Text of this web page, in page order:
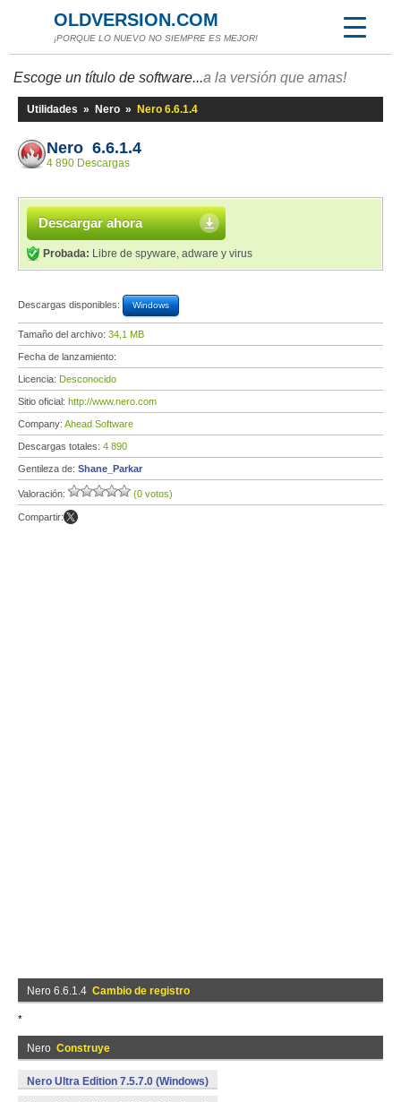
OLDVERSION.COM
¡PORQUE LO NUEVO NO SIEMPRE ES MEJOR!
Escoge un título de software...a la versión que amas!
Utilidades » Nero » Nero 6.6.1.4
Nero 6.6.1.4
4 890 Descargas
Descargar ahora
Probada: Libre de spyware, adware y virus
Descargas disponibles: Windows
Tamaño del archivo: 34,1 MB
Fecha de lanzamiento:
Licencia: Desconocido
Sitio oficial: http://www.nero.com
Company: Ahead Software
Descargas totales: 4 890
Gentileza de: Shane_Parkar
Valoración: (0 votos)
Compartir:
Nero 6.6.1.4 Cambio de registro
*
Nero Construye
Nero Ultra Edition 7.5.7.0 (Windows)